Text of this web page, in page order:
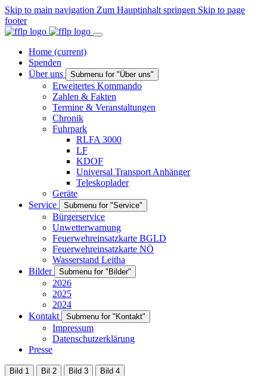
Skip to main navigation Zum Hauptinhalt springen Skip to page
footer
Home (current)
Spenden
Über uns
Submenu for "Über uns"
Erweitertes Kommando
Zahlen & Fakten
Termine & Veranstaltungen
Chronik
Fuhrpark
RLFA 3000
LF
KDOF
Universal Transport Anhänger
Teleskoplader
Geräte
Service
Submenu for "Service"
Bürgerservice
Unwetterwarnung
Feuerwehreinsatzkarte BGLD
Feuerwehreinsatzkarte NÖ
Wasserstand Leitha
Bilder
Submenu for "Bilder"
2026
2025
2024
Kontakt
Submenu for "Kontakt"
Impressum
Datenschutzerklärung
Presse
Bild 1 Bil 2 Bild 3
Bild 4